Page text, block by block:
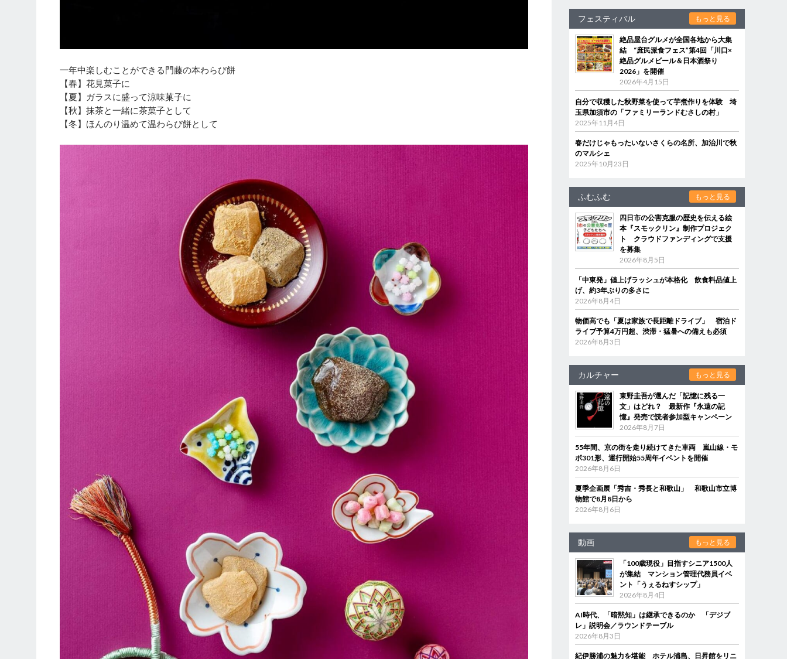
一年中楽しむことができる門藤の本わらび餅
【春】花見菓子に
【夏】ガラスに盛って涼味菓子に
【秋】抹茶と一緒に茶菓子として
【冬】ほんのり温めて温わらび餅として
フェスティバル もっと見る
絶品屋台グルメが全国各地から大集
結 “庶民派食フェス”第4回「川口×
絶品グルメビール＆日本酒祭り
2026」を開催
2026年4月15日
自分で収穫した秋野菜を使って芋煮作りを体験 埼
玉県加須市の「ファミリーランドむさしの村」
2025年11月4日
春だけじゃもったいないさくらの名所、加治川で秋
のマルシェ
2025年10月23日
ふむふむ もっと見る
四日市の公害克服の歴史を伝える絵
本『スモックリン』制作プロジェク
ト クラウドファンディングで支援
を募集
2026年8月5日
「中東発」値上げラッシュが本格化 飲食料品値上
げ、約3年ぶりの多さに
2026年8月4日
物価高でも「夏は家族で長距離ドライブ」 宿泊ド
ライブ予算4万円超、渋滞・猛暑への備えも必須
2026年8月3日
カルチャー もっと見る
東野圭吾が選んだ「記憶に残る一
文」はどれ？ 最新作『永遠の記
憶』発売で読者参加型キャンペーン
2026年8月7日
55年間、京の街を走り続けてきた車両 嵐山線・モ
ボ301形、運行開始55周年イベントを開催
2026年8月6日
夏季企画展「秀吉・秀長と和歌山」 和歌山市立博
物館で8月8日から
2026年8月6日
動画 もっと見る
「100歳現役」目指すシニア1500人
が集結 マンション管理代務員イベ
ント「うぇるねすシップ」
2026年8月4日
AI時代、「暗黙知」は継承できるのか 「デジブ
レ」説明会／ラウンドテーブル
2026年8月3日
紀伊勝浦の魅力を堪能 ホテル浦島、日昇館をリニ